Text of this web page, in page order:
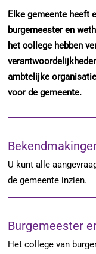
Elke gemeente heeft
burgemeester en
het college hebben
ambtelijke
voor de gemeente.
U kunt alle
de gemeente inzien.
Burgemeester
Het college van